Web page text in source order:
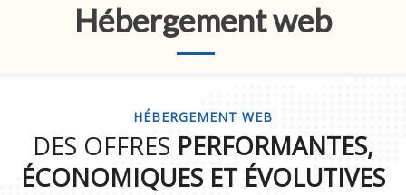
Hébergement web
HÉBERGEMENT WEB
DES OFFRES PERFORMANTES,
ÉCONOMIQUES ET ÉVOLUTIVES